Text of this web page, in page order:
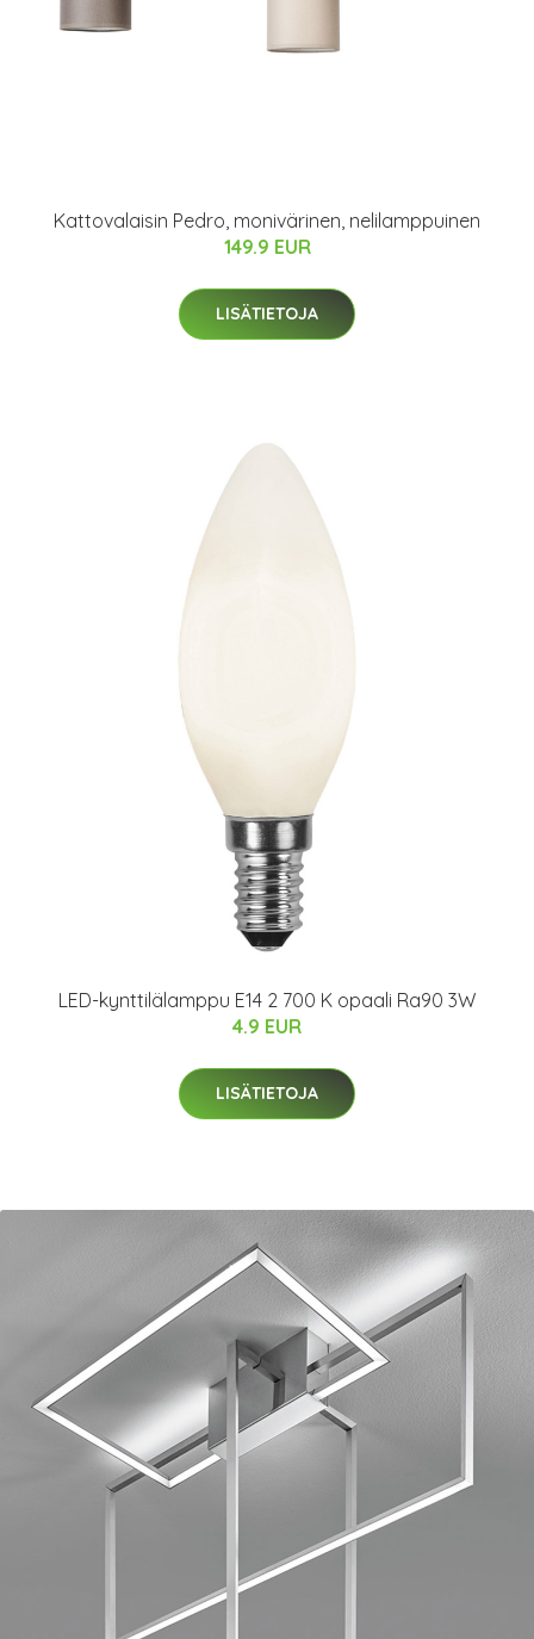
Kattovalaisin Pedro, monivärinen, nelilamppuinen
149.9 EUR
LISÄTIETOJA
LED-kynttilälamppu E14 2 700 K opaali Ra90 3W
4.9 EUR
LISÄTIETOJA